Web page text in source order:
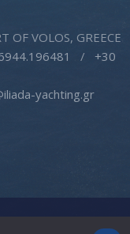
OF VOLOS, GREECE
/ +30
yachting.gr
Follow Us